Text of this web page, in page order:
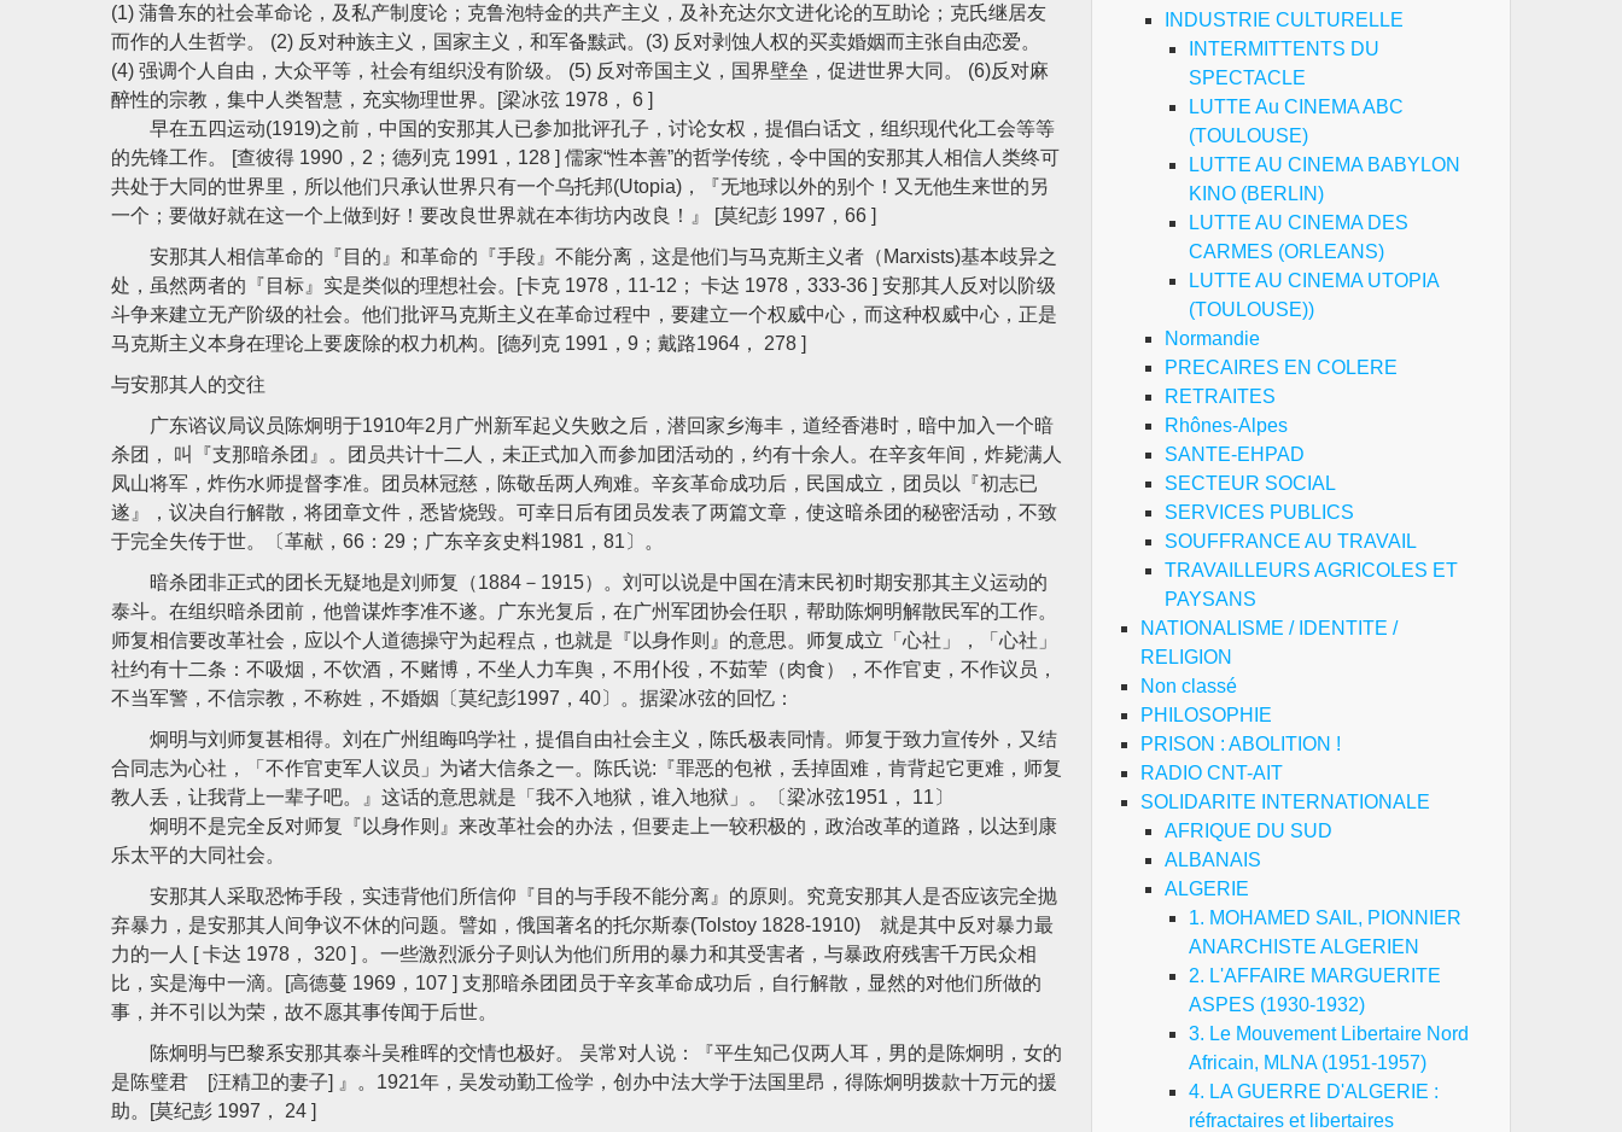
(1) 蒲鲁东的社会革命论，及私产制度论；克鲁泡特金的共产主义，及补充达尔文进化论的互助论；克氏继居友
而作的人生哲学。 (2) 反对种族主义，国家主义，和军备黩武。(3) 反对剥蚀人权的买卖婚姻而主张自由恋爱。
(4) 强调个人自由，大众平等，社会有组织没有阶级。 (5) 反对帝国主义，国界壁垒，促进世界大同。 (6)反对麻
醉性的宗教，集中人类智慧，充实物理世界。[梁冰弦 1978， 6 ]
早在五四运动(1919)之前，中国的安那其人已参加批评孔子，讨论女权，提倡白话文，组织现代化工会等等
的先锋工作。 [查彼得 1990，2；德列克 1991，128 ] 儒家“性本善”的哲学传统，令中国的安那其人相信人类终可
共处于大同的世界里，所以他们只承认世界只有一个乌托邦(Utopia)，『无地球以外的别个！又无他生来世的另
一个；要做好就在这一个上做到好！要改良世界就在本街坊内改良！』 [莫纪彭 1997，66 ]
安那其人相信革命的『目的』和革命的『手段』不能分离，这是他们与马克斯主义者（Marxists)基本歧异之
处，虽然两者的『目标』实是类似的理想社会。[卡克 1978，11-12； 卡达 1978，333-36 ] 安那其人反对以阶级
斗争来建立无产阶级的社会。他们批评马克斯主义在革命过程中，要建立一个权威中心，而这种权威中心，正是
马克斯主义本身在理论上要废除的权力机构。[德列克 1991，9；戴路1964， 278 ]
与安那其人的交往
广东谘议局议员陈炯明于1910年2月广州新军起义失败之后，潜回家乡海丰，道经香港时，暗中加入一个暗
杀团， 叫『支那暗杀团』。团员共计十二人，未正式加入而参加团活动的，约有十余人。在辛亥年间，炸毙满人
凤山将军，炸伤水师提督李准。团员林冠慈，陈敬岳两人殉难。辛亥革命成功后，民国成立，团员以『初志已
遂』，议决自行解散，将团章文件，悉皆烧毁。可幸日后有团员发表了两篇文章，使这暗杀团的秘密活动，不致
于完全失传于世。〔革献，66：29；广东辛亥史料1981，81〕。
暗杀团非正式的团长无疑地是刘师复（1884－1915）。刘可以说是中国在清末民初时期安那其主义运动的
泰斗。在组织暗杀团前，他曾谋炸李准不遂。广东光复后，在广州军团协会任职，帮助陈炯明解散民军的工作。
师复相信要改革社会，应以个人道德操守为起程点，也就是『以身作则』的意思。师复成立「心社」，「心社」
社约有十二条：不吸烟，不饮酒，不赌博，不坐人力车舆，不用仆役，不茹荤（肉食），不作官吏，不作议员，
不当军警，不信宗教，不称姓，不婚姻〔莫纪彭1997，40〕。据梁冰弦的回忆：
炯明与刘师复甚相得。刘在广州组晦呜学社，提倡自由社会主义，陈氏极表同情。师复于致力宣传外，又结
合同志为心社，「不作官吏军人议员」为诸大信条之一。陈氏说:『罪恶的包袱，丢掉固难，肯背起它更难，师复
教人丢，让我背上一辈子吧。』这话的意思就是「我不入地狱，谁入地狱」。〔梁冰弦1951， 11〕
炯明不是完全反对师复『以身作则』来改革社会的办法，但要走上一较积极的，政治改革的道路，以达到康
乐太平的大同社会。
安那其人采取恐怖手段，实违背他们所信仰『目的与手段不能分离』的原则。究竟安那其人是否应该完全抛
弃暴力，是安那其人间争议不休的问题。譬如，俄国著名的托尔斯泰(Tolstoy 1828-1910) 就是其中反对暴力最
力的一人 [ 卡达 1978， 320 ] 。一些激烈派分子则认为他们所用的暴力和其受害者，与暴政府残害千万民众相
比，实是海中一滴。[高德蔓 1969，107 ] 支那暗杀团团员于辛亥革命成功后，自行解散，显然的对他们所做的
事，并不引以为荣，故不愿其事传闻于后世。
陈炯明与巴黎系安那其泰斗吴稚晖的交情也极好。 吴常对人说：『平生知己仅两人耳，男的是陈炯明，女的
是陈璧君 [汪精卫的妻子] 』。1921年，吴发动勤工俭学，创办中法大学于法国里昂，得陈炯明拨款十万元的援
助。[莫纪彭 1997， 24 ]
INDUSTRIE CULTURELLE
INTERMITTENTS DU
SPECTACLE
LUTTE Au CINEMA ABC
(TOULOUSE)
LUTTE AU CINEMA BABYLON
KINO (BERLIN)
LUTTE AU CINEMA DES
CARMES (ORLEANS)
LUTTE AU CINEMA UTOPIA
(TOULOUSE))
Normandie
PRECAIRES EN COLERE
RETRAITES
Rhônes-Alpes
SANTE-EHPAD
SECTEUR SOCIAL
SERVICES PUBLICS
SOUFFRANCE AU TRAVAIL
TRAVAILLEURS AGRICOLES ET
PAYSANS
NATIONALISME / IDENTITE /
RELIGION
Non classé
PHILOSOPHIE
PRISON : ABOLITION !
RADIO CNT-AIT
SOLIDARITE INTERNATIONALE
AFRIQUE DU SUD
ALBANAIS
ALGERIE
1. MOHAMED SAIL, PIONNIER
ANARCHISTE ALGERIEN
2. L'AFFAIRE MARGUERITE
ASPES (1930-1932)
3. Le Mouvement Libertaire Nord
Africain, MLNA (1951-1957)
4. LA GUERRE D'ALGERIE :
réfractaires et libertaires